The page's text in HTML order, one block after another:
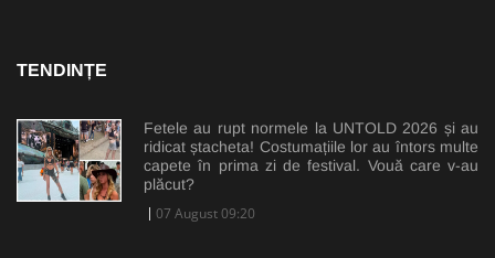
TENDINȚE
Fetele au rupt normele la UNTOLD 2026 și au
ridicat ștacheta! Costumațiile lor au întors multe
capete în prima zi de festival. Vouă care v-au
plăcut?
07 August 09:20